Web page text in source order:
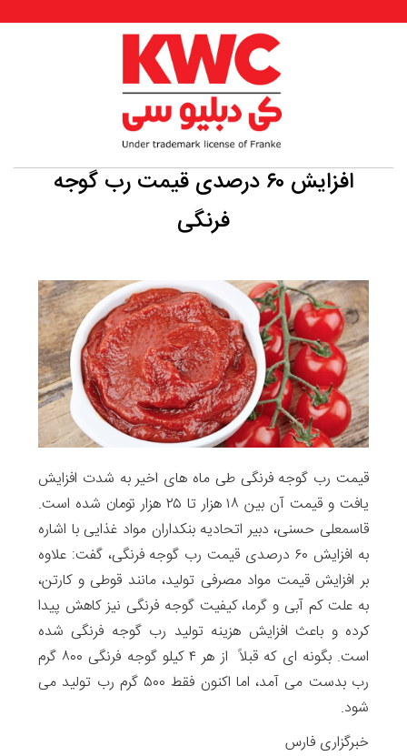
افزایش ۶۰ درصدی قیمت رب گوجه
فرنگی
قیمت رب گوجه فرنگی طی ماه های اخیر به شدت افزایش
یافت و قیمت آن بین ۱۸ هزار تا ۲۵ هزار تومان شده است.
قاسمعلی حسنی، دبیر اتحادیه بنکداران مواد غذایی با اشاره
به افزایش ۶۰ درصدی قیمت رب گوجه فرنگی، گفت: علاوه
بر افزایش قیمت مواد مصرفی تولید، مانند قوطی و کارتن،
به علت کم آبی و گرما، کیفیت گوجه فرنگی نیز کاهش پیدا
کرده و باعث افزایش هزینه تولید رب گوجه فرنگی شده
است. بگونه ای که قبلاً از هر ۴ کیلو گوجه فرنگی ۸۰۰ گرم
رب بدست می آمد، اما اکنون فقط ۵۰۰ گرم رب تولید می
شود.
خبرگزاری فارس